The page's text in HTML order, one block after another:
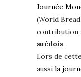
Journée
(World
contribution
suédois.
Lors de
aussi la